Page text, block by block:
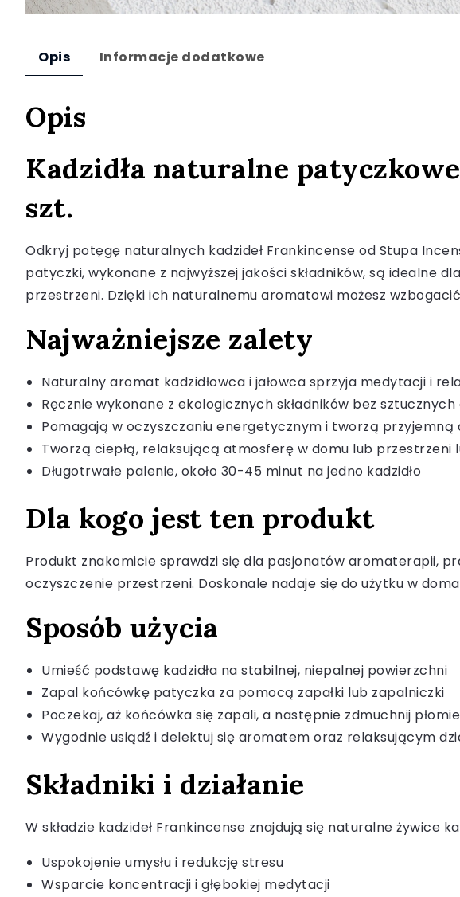
Opis Informacje dodatkowe
Opis
Kadzidła naturalne
szt.
Odkryj potęgę naturalnych kadzideł Frankincense od Stupa
patyczki, wykonane z najwyższej jakości składników, są
przestrzeni. Dzięki ich naturalnemu aromatowi możesz
Najważniejsze zalety
Naturalny aromat kadzidłowca i jałowca sprzyja medytacji i
Ręcznie wykonane z ekologicznych składników bez
Pomagają w oczyszczaniu energetycznym i tworzą
Tworzą ciepłą, relaksującą atmosferę w domu lub przestrzeni
Długotrwałe palenie, około 30-45 minut na jedno kadzidło
Dla kogo jest ten produkt
Produkt znakomicie sprawdzi się dla pasjonatów aromaterapii,
oczyszczenie przestrzeni. Doskonale nadaje się do użytku w
Sposób użycia
Umieść podstawę kadzidła na stabilnej, niepalnej powierzchni
Zapal końcówkę patyczka za pomocą zapałki lub zapalniczki
Poczekaj, aż końcówka się zapali, a następnie zdmuchnij
Wygodnie usiądź i delektuj się aromatem oraz relaksującym
Składniki i działanie
W składzie kadzideł Frankincense znajdują się naturalne żywice
Uspokojenie umysłu i redukcję stresu
Wsparcie koncentracji i głębokiej medytacji